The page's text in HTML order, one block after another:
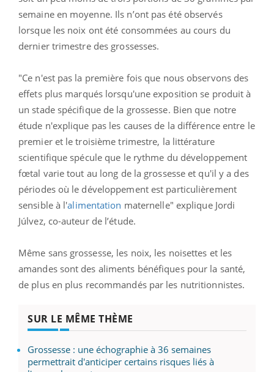
semaine en moyenne. Ils n’ont pas été observés
lorsque les noix ont été consommées au cours du
dernier trimestre des grossesses.
"Ce n'est pas la première fois que nous observons des
effets plus marqués lorsqu'une exposition se produit à
un stade spécifique de la grossesse. Bien que notre
étude n'explique pas les causes de la différence entre le
premier et le troisième trimestre, la littérature
scientifique spécule que le rythme du développement
fœtal varie tout au long de la grossesse et qu'il y a des
périodes où le développement est particulièrement
sensible à l'alimentation maternelle" explique Jordi
Júlvez, co-auteur de l’étude.
Même sans grossesse, les noix, les noisettes et les
amandes sont des aliments bénéfiques pour la santé,
de plus en plus recommandés par les nutritionnistes.
SUR LE MÊME THÈME
Grossesse : une échographie à 36 semaines
permettrait d'anticiper certains risques liés à